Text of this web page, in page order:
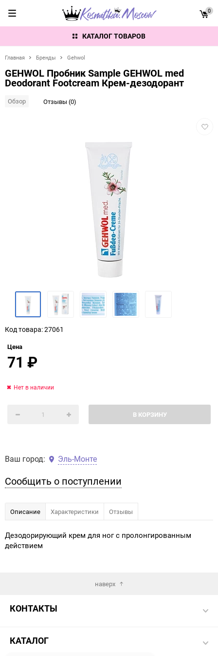
КАТАЛОГ ТОВАРОВ
0
Главная Бренды Gehwol
GEHWOL Пробник Sample GEHWOL med
Deodorant Footcream Крем-дезодорант
Обзор Отзывы (0)
Код товара: 27061
Цена
71 ₽
В КОРЗИНУ
Нет в наличии
Ваш город: Эль-Монте
Сообщить о поступлении
Описание Характеристики Отзывы
Дезодорирующий крем для ног с пролонгированным
действием
наверх
КОНТАКТЫ
КАТАЛОГ